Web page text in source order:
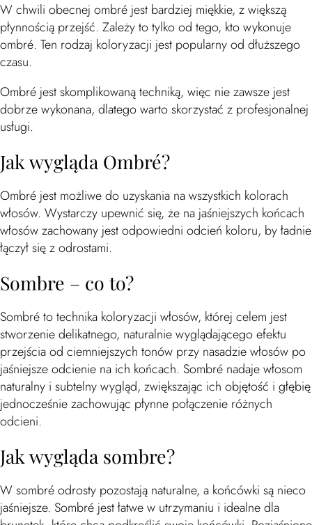
W chwili obecnej ombré jest bardziej miękkie, z większą
płynnością przejść. Zależy to tylko od tego, kto wykonuje
ombré. Ten rodzaj koloryzacji jest popularny od dłuższego
czasu.
Ombré jest skomplikowaną techniką, więc nie zawsze jest
dobrze wykonana, dlatego warto skorzystać z profesjonalnej
usługi.
Jak wygląda Ombré?
Ombré jest możliwe do uzyskania na wszystkich kolorach
włosów. Wystarczy upewnić się, że na jaśniejszych końcach
włosów zachowany jest odpowiedni odcień koloru, by ładnie
łączył się z odrostami.
Sombre – co to?
Sombré to technika koloryzacji włosów, której celem jest
stworzenie delikatnego, naturalnie wyglądającego efektu
przejścia od ciemniejszych tonów przy nasadzie włosów po
jaśniejsze odcienie na ich końcach. Sombré nadaje włosom
naturalny i subtelny wygląd, zwiększając ich objętość i głębię
jednocześnie zachowując płynne połączenie różnych
odcieni.
Jak wygląda sombre?
W sombré odrosty pozostają naturalne, a końcówki są nieco
jaśniejsze. Sombré jest łatwe w utrzymaniu i idealne dla